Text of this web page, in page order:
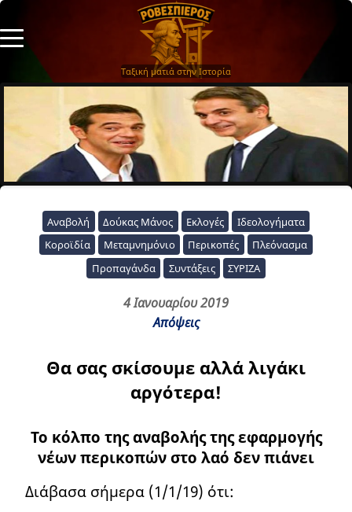
Ταξική ματιά στην Ιστορία
Αναβολή Δούκας Μάνος Εκλογές
Ιδεολογήματα
Κοροϊδία
Μεταμνημόνιο Περικοπές
Πλεόνασμα
Προπαγάνδα
Συντάξεις ΣΥΡΙΖΑ
4 Ιανουαρίου 2019
Απόψεις
Θα σας σκίσουμε αλλά λιγάκι
αργότερα!
Το κόλπο της αναβολής της εφαρμογής
νέων περικοπών στο λαό δεν πιάνει
Διάβασα σήμερα (1/1/19) ότι: